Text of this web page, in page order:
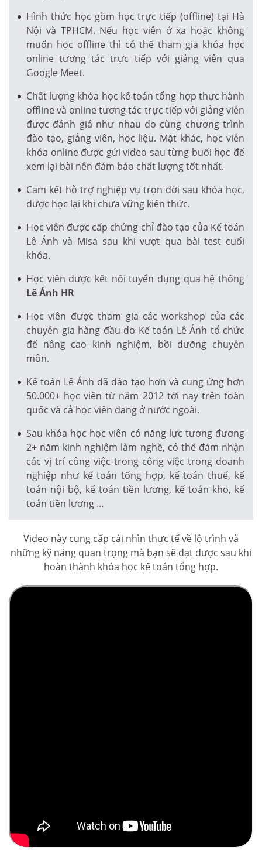
Hình thức học gồm học trực tiếp (offline) tại Hà
Nội và TPHCM. Nếu học viên ở xa hoặc không
muốn học offline thì có thể tham gia khóa học
online tương tác trực tiếp với giảng viên qua
Google Meet.
Chất lượng khóa học kế toán tổng hợp thực hành
offline và online tương tác trực tiếp với giảng viên
được đánh giá như nhau do cùng chương trình
đào tạo, giảng viên, học liệu. Mặt khác, học viên
khóa online được gửi video sau từng buổi học để
xem lại bài nên đảm bảo chất lượng tốt nhất.
Cam kết hỗ trợ nghiệp vụ trọn đời sau khóa học,
được học lại khi chưa vững kiến thức.
Học viên được cấp chứng chỉ đào tạo của Kế toán
Lê Ánh và Misa sau khi vượt qua bài test cuối
khóa.
Học viên được kết nối tuyển dụng qua hệ thống
Lê Ánh HR
Học viên được tham gia các workshop của các
chuyên gia hàng đầu do Kế toán Lê Ánh tổ chức
để nâng cao kinh nghiệm, bồi dưỡng chuyên
môn.
Kế toán Lê Ánh đã đào tạo hơn và cung ứng hơn
50.000+ học viên từ năm 2012 tới nay trên toàn
quốc và cả học viên đang ở nước ngoài.
Sau khóa học học viên có năng lực tương đương
2+ năm kinh nghiệm làm nghề, có thể đảm nhận
các vị trí công việc trong công việc trong doanh
nghiệp như kế toán tổng hợp, kế toán thuế, kế
toán nội bộ, kế toán tiền lương, kế toán kho, kế
toán tiền lương …
Video này cung cấp cái nhìn thực tế về lộ trình và
những kỹ năng quan trọng mà bạn sẽ đạt được sau khi
hoàn thành khóa học kế toán tổng hợp.